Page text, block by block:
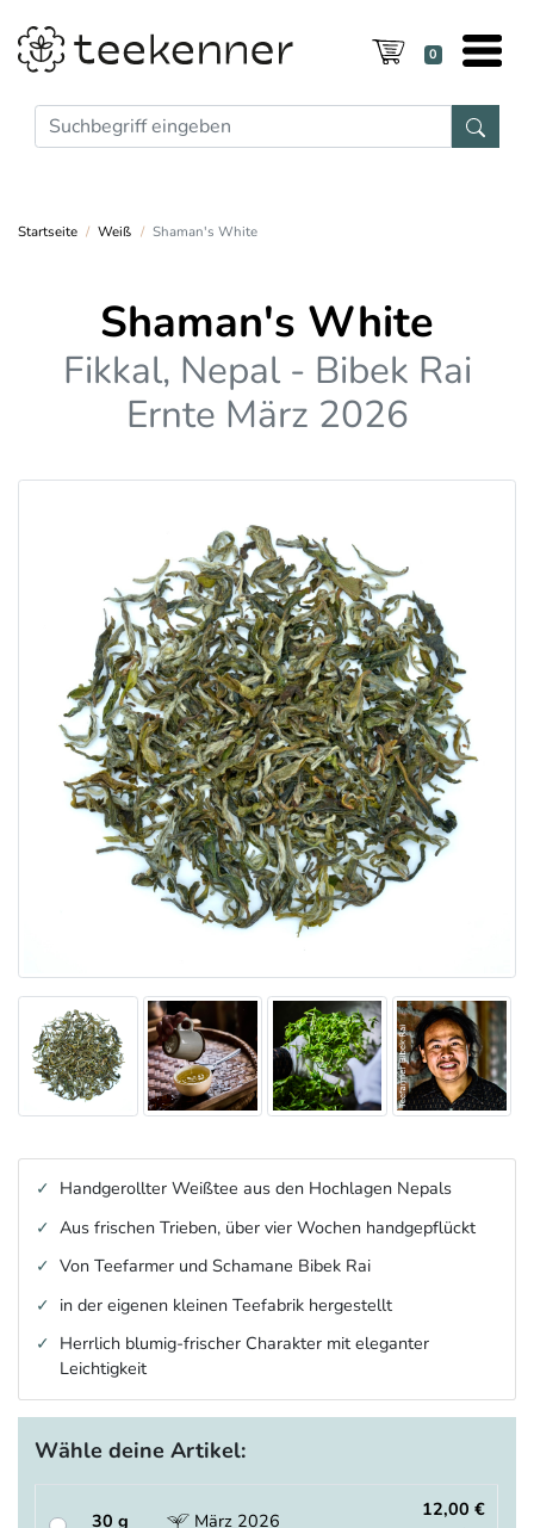
0
Startseite Weiß Shaman's White
Shaman's White
Fikkal, Nepal - Bibek Rai
Ernte März 2026
Handgerollter Weißtee aus den Hochlagen Nepals
Aus frischen Trieben, über vier Wochen handgepflückt
Von Teefarmer und Schamane Bibek Rai
in der eigenen kleinen Teefabrik hergestellt
Herrlich blumig-frischer Charakter mit eleganter
Leichtigkeit
Wähle deine Artikel:
30 g März 2026 12,00 €